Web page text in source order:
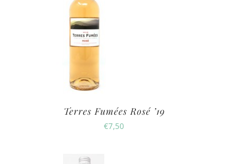
Terres Fumées Rosé ’19
€7,50